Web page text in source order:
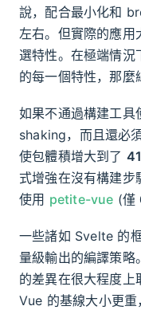
說，配合最小化和
左右。但實際的應
選特性。在極端情
的每一個特性，那麼
如果不通過構建工
shaking，而且還必
使包體積增大到了
式增強在沒有構建步
使用 petite-vue (僅
一些諸如 Svelte 的
量級輸出的編譯策略
的差異在很大程度上
Vue 的基線大小更